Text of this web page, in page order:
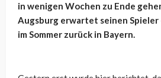
in wenigen Wochen zu Ende
Augsburg erwartet seinen Spieler
im Sommer zurück in Bayern.